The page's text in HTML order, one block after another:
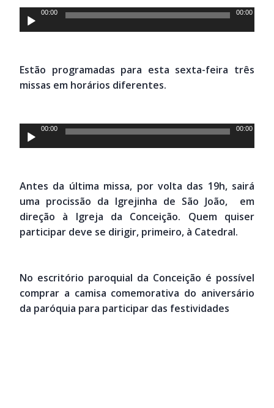
Tocador
de
00:00 00:00
Estão programadas para esta sexta-feira três
missas em horários diferentes.
Tocador
de
00:00 00:00
Antes da última missa, por volta das 19h, sairá
uma procissão da Igrejinha de São João, em
direção à Igreja da Conceição. Quem quiser
participar deve se dirigir, primeiro, à Catedral.
No escritório paroquial da Conceição é possível
comprar a camisa comemorativa do aniversário
da paróquia para participar das festividades